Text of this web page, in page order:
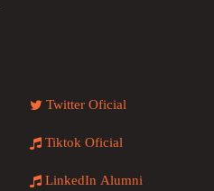
Twitter Oficial
Tiktok Oficial
LinkedIn Alumni